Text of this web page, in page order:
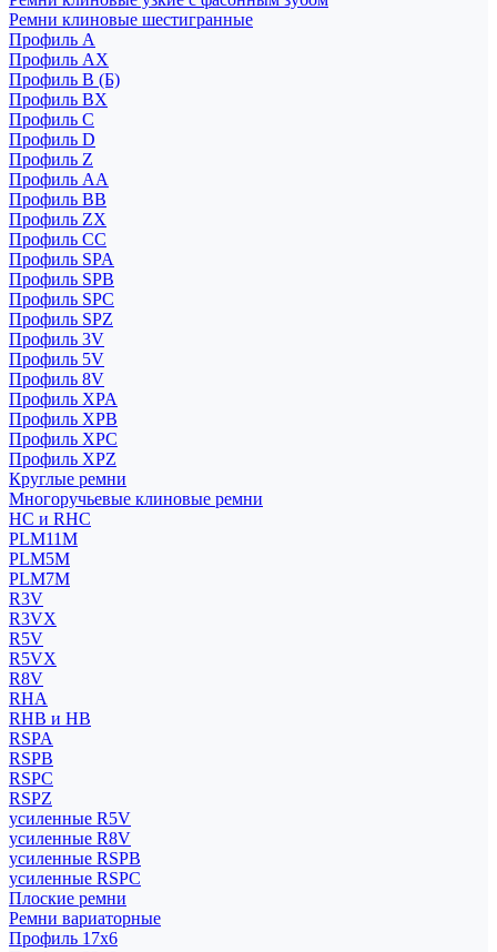
Ремни клиновые шестигранные
Профиль A
Профиль AX
Профиль B (Б)
Профиль BX
Профиль C
Профиль D
Профиль Z
Профиль АА
Профиль BB
Профиль ZX
Профиль CC
Профиль SPA
Профиль SPB
Профиль SPC
Профиль SPZ
Профиль 3V
Профиль 5V
Профиль 8V
Профиль XPA
Профиль XPB
Профиль XPC
Профиль XPZ
Круглые ремни
Многоручьевые клиновые ремни
HC и RHC
PLM11M
PLM5M
PLM7M
R3V
R3VX
R5V
R5VX
R8V
RHA
RHB и HB
RSPA
RSPB
RSPC
RSPZ
усиленные R5V
усиленные R8V
усиленные RSPB
усиленные RSPC
Плоские ремни
Ремни вариаторные
Профиль 17x6